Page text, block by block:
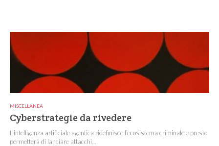
MISCELLANEA
Cyberstrategie da rivedere
L’intelligenza artificiale agentica ridefinisce l’ecosistema criminale e presto
permetterà di lanciare attacchi...